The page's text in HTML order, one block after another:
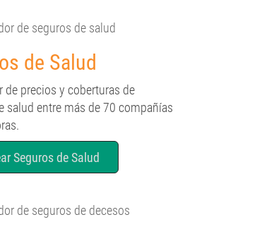
de Salud
de precios y coberturas de
salud entre más de 70 compañías
Seguros de Salud